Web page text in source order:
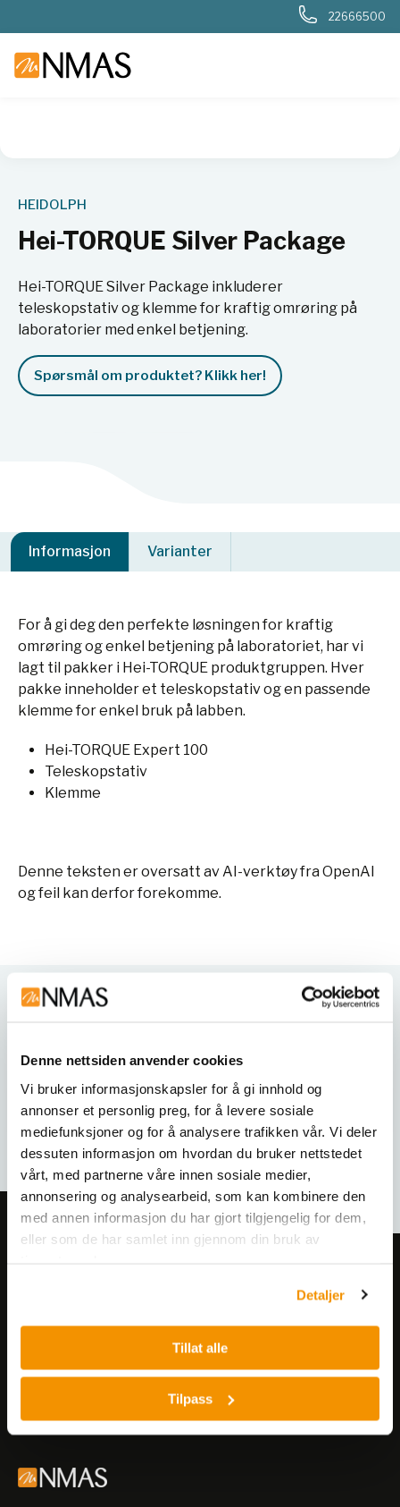
Denne nettsiden anvender cookies
Vi bruker informasjonskapsler for å gi innhold og
annonser et personlig preg, for å levere sosiale
mediefunksjoner og for å analysere trafikken vår. Vi deler
dessuten informasjon om hvordan du bruker nettstedet
vårt, med partnerne våre innen sosiale medier,
annonsering og analysearbeid, som kan kombinere den
med annen informasjon du har gjort tilgjengelig for dem,
eller som de har samlet inn gjennom din bruk av
Detaljer
Tillat alle
Tilpass
22666500
HEIDOLPH
Hei-TORQUE Silver Package
Hei-TORQUE Silver Package inkluderer
teleskopstativ og klemme for kraftig omrøring på
laboratorier med enkel betjening.
Spørsmål om produktet? Klikk her!
Informasjon Varianter
For å gi deg den perfekte løsningen for kraftig
omrøring og enkel betjening på laboratoriet, har vi
lagt til pakker i Hei-TORQUE produktgruppen. Hver
pakke inneholder et teleskopstativ og en passende
klemme for enkel bruk på labben.
Hei-TORQUE Expert 100
Teleskopstativ
Klemme
Denne teksten er oversatt av AI-verktøy fra OpenAI
og feil kan derfor forekomme.
arrangementer og kampanjer.
Meld på nyhetsbrev